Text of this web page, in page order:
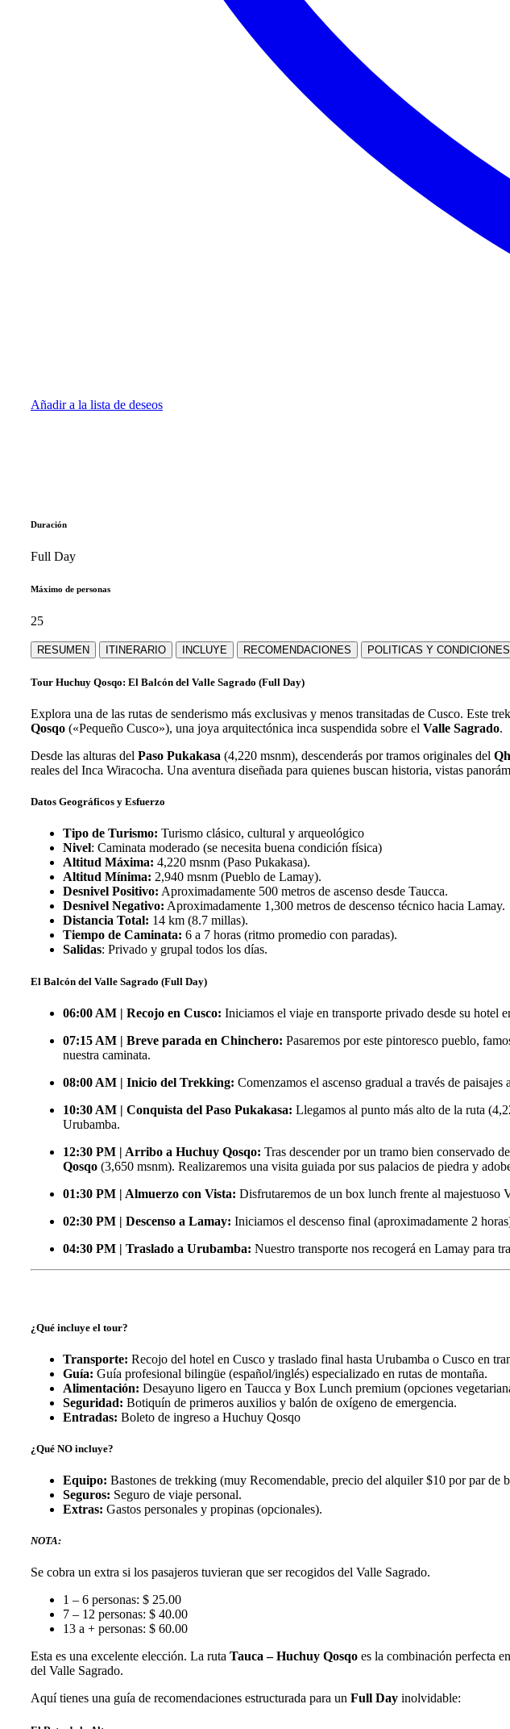
Añadir a la lista de deseos
Duración
Full Day
Máximo de personas
25
RESUMEN ITINERARIO INCLUYE RECOMENDACIONES POLITICAS Y CONDICIONES
Tour Huchuy Qosqo: El Balcón del Valle Sagrado (Full Day)
Explora una de las rutas de senderismo más exclusivas y menos transitadas de Cusco. Este
Qosqo («Pequeño Cusco»), una joya arquitectónica inca suspendida sobre el Valle Sagrado.
Desde las alturas del Paso Pukakasa (4,220 msnm), descenderás por tramos originales del
reales del Inca Wiracocha. Una aventura diseñada para quienes buscan historia, vistas
Datos Geográficos y Esfuerzo
Tipo de Turismo: Turismo clásico, cultural y arqueológico
Nivel: Caminata moderado (se necesita buena condición física)
Altitud Máxima: 4,220 msnm (Paso Pukakasa).
Altitud Mínima: 2,940 msnm (Pueblo de Lamay).
Desnivel Positivo: Aproximadamente 500 metros de ascenso desde Taucca.
Desnivel Negativo: Aproximadamente 1,300 metros de descenso técnico hacia Lamay.
Distancia Total: 14 km (8.7 millas).
Tiempo de Caminata: 6 a 7 horas (ritmo promedio con paradas).
Salidas: Privado y grupal todos los días.
El Balcón del Valle Sagrado (Full Day)
06:00 AM | Recojo en Cusco: Iniciamos el viaje en transporte privado desde su hotel
07:15 AM | Breve parada en Chinchero: Pasaremos por este pintoresco pueblo,
nuestra caminata.
08:00 AM | Inicio del Trekking: Comenzamos el ascenso gradual a través de
10:30 AM | Conquista del Paso Pukakasa: Llegamos al punto más alto de la ruta (
Urubamba.
12:30 PM | Arribo a Huchuy Qosqo: Tras descender por un tramo bien conservado
Qosqo (3,650 msnm). Realizaremos una visita guiada por sus palacios de piedra y
01:30 PM | Almuerzo con Vista: Disfrutaremos de un box lunch frente al majestuoso
02:30 PM | Descenso a Lamay: Iniciamos el descenso final (aproximadamente 2
04:30 PM | Traslado a Urubamba: Nuestro transporte nos recogerá en Lamay para
¿Qué incluye el tour?
Transporte: Recojo del hotel en Cusco y traslado final hasta Urubamba o Cusco en
Guía: Guía profesional bilingüe (español/inglés) especializado en rutas de montaña.
Alimentación: Desayuno ligero en Taucca y Box Lunch premium (opciones
Seguridad: Botiquín de primeros auxilios y balón de oxígeno de emergencia.
Entradas: Boleto de ingreso a Huchuy Qosqo
¿Qué NO incluye?
Equipo: Bastones de trekking (muy Recomendable, precio del alquiler $10 por par de
Seguros: Seguro de viaje personal.
Extras: Gastos personales y propinas (opcionales).
NOTA:
Se cobra un extra si los pasajeros tuvieran que ser recogidos del Valle Sagrado.
1 – 6 personas: $ 25.00
7 – 12 personas: $ 40.00
13 a + personas: $ 60.00
Esta es una excelente elección. La ruta Tauca – Huchuy Qosqo es la combinación perfecta
del Valle Sagrado.
Aquí tienes una guía de recomendaciones estructurada para un Full Day inolvidable: